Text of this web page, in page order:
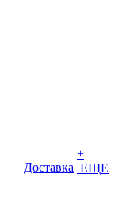
Доставка
+
ЕЩЕ